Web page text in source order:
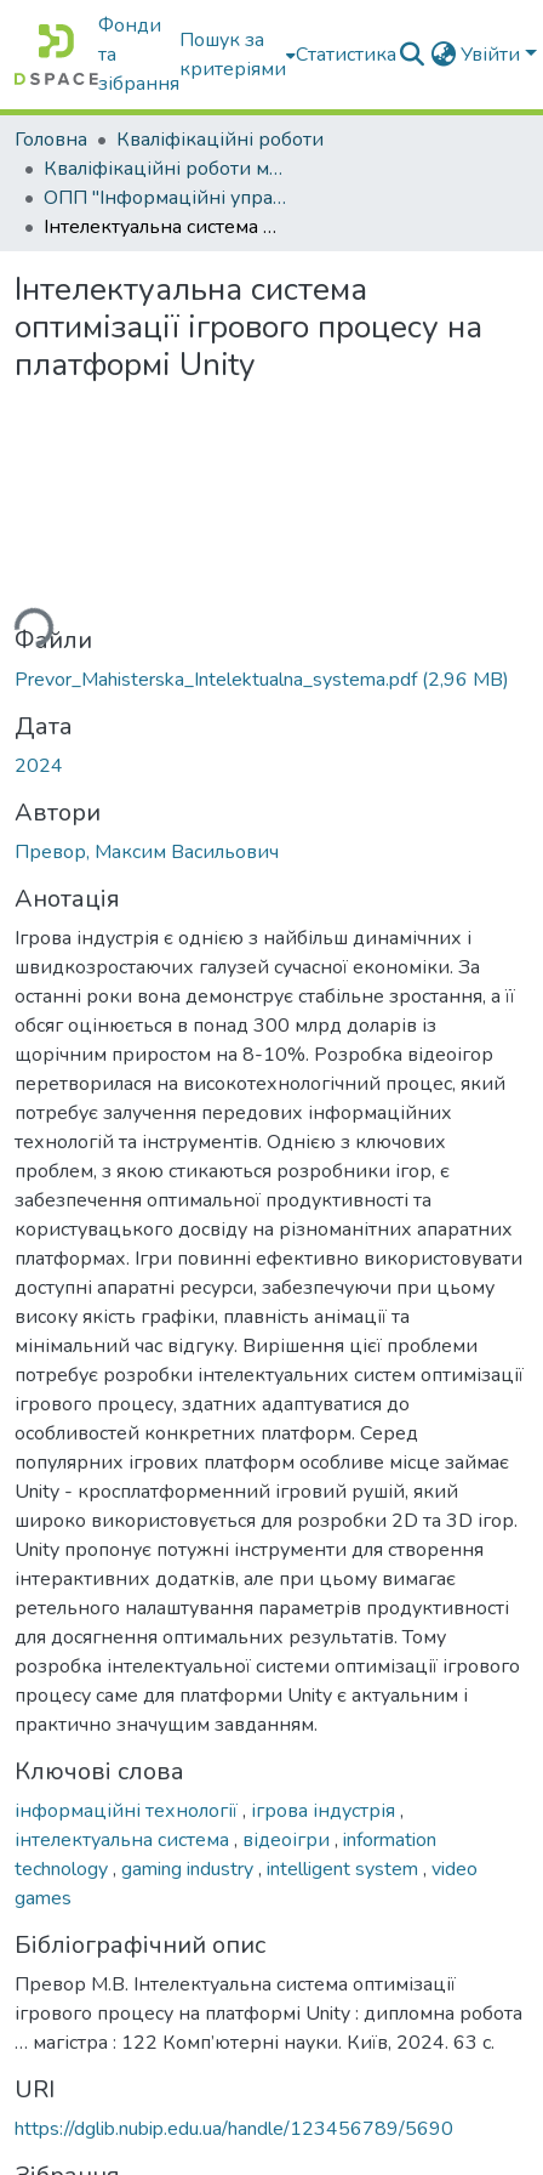
Фонди
та
зібрання
Пошук за
критеріями
Статистика Увійти
Головна
Кваліфікаційні роботи
Кваліфікаційні роботи магістрів
ОПП "Інформаційні управляючі системи та технології"
Інтелектуальна система оптимізації ігрового процесу на платформі Unity
Інтелектуальна система
оптимізації ігрового процесу на
платформі Unity
Файли
Prevor_Mahisterska_Intelektualna_systema.pdf(2,96 MB)
Дата
2024
Автори
Превор, Максим Васильович
Анотація
Ігрова індустрія є однією з найбільш динамічних і
швидкозростаючих галузей сучасної економіки. За
останні роки вона демонструє стабільне зростання, а її
обсяг оцінюється в понад 300 млрд доларів із
щорічним приростом на 8-10%. Розробка відеоігор
перетворилася на високотехнологічний процес, який
потребує залучення передових інформаційних
технологій та інструментів. Однією з ключових
проблем, з якою стикаються розробники ігор, є
забезпечення оптимальної продуктивності та
користувацького досвіду на різноманітних апаратних
платформах. Ігри повинні ефективно використовувати
доступні апаратні ресурси, забезпечуючи при цьому
високу якість графіки, плавність анімації та
мінімальний час відгуку. Вирішення цієї проблеми
потребує розробки інтелектуальних систем оптимізації
ігрового процесу, здатних адаптуватися до
особливостей конкретних платформ. Серед
популярних ігрових платформ особливе місце займає
Unity - кросплатформенний ігровий рушій, який
широко використовується для розробки 2D та 3D ігор.
Unity пропонує потужні інструменти для створення
інтерактивних додатків, але при цьому вимагає
ретельного налаштування параметрів продуктивності
для досягнення оптимальних результатів. Тому
розробка інтелектуальної системи оптимізації ігрового
процесу саме для платформи Unity є актуальним і
практично значущим завданням.
Ключові слова
інформаційні технології, ігрова індустрія ,
інтелектуальна система , відеоігри , information
technology, gaming industry, intelligent system , video
games
Бібліографічний опис
Превор М.В. Інтелектуальна система оптимізації
ігрового процесу на платформі Unity : дипломна робота
… магістра : 122 Комп’ютерні науки. Київ, 2024. 63 с.
URI
https://dglib.nubip.edu.ua/handle/123456789/5690